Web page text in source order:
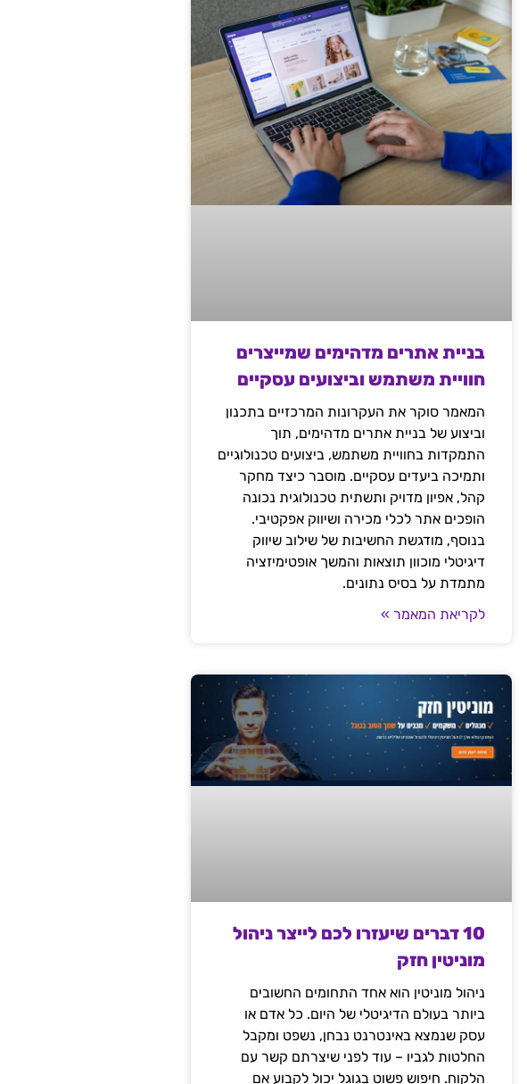
בניית אתרים מדהימים שמייצרים
חוויית משתמש וביצועים עסקיים
המאמר סוקר את העקרונות המרכזיים בתכנון
וביצוע של בניית אתרים מדהימים, תוך
התמקדות בחוויית משתמש, ביצועים טכנולוגיים
ותמיכה ביעדים עסקיים. מוסבר כיצד מחקר
קהל, אפיון מדויק ותשתית טכנולוגית נכונה
הופכים אתר לכלי מכירה ושיווק אפקטיבי.
בנוסף, מודגשת החשיבות של שילוב שיווק
דיגיטלי מוכוון תוצאות והמשך אופטימיזציה
מתמדת על בסיס נתונים.
לקריאת המאמר »
10 דברים שיעזרו לכם לייצר ניהול
מוניטין חזק
ניהול מוניטין הוא אחד התחומים החשובים
ביותר בעולם הדיגיטלי של היום. כל אדם או
עסק שנמצא באינטרנט נבחן, נשפט ומקבל
החלטות לגביו – עוד לפני שיצרתם קשר עם
הלקוח. חיפוש פשוט בגוגל יכול לקבוע אם